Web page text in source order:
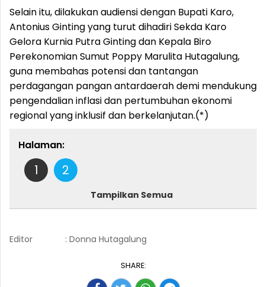
Selain itu, dilakukan audiensi dengan Bupati Karo,
Antonius Ginting yang turut dihadiri Sekda Karo
Gelora Kurnia Putra Ginting dan Kepala Biro
Perekonomian Sumut Poppy Marulita Hutagalung,
guna membahas potensi dan tantangan
perdagangan pangan antardaerah demi mendukung
pengendalian inflasi dan pertumbuhan ekonomi
regional yang inklusif dan berkelanjutan.(*)
Halaman:
1 2
Tampilkan Semua
Editor : Donna Hutagalung
SHARE: